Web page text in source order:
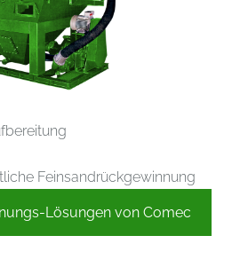
Feinsandrückgewinnung
Lösungen von Comec